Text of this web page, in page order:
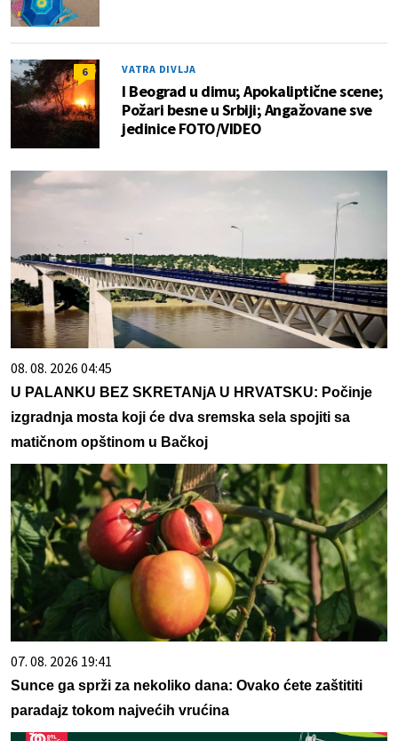
6 VATRA DIVLJA
I Beograd u dimu; Apokaliptične scene;
Požari besne u Srbiji; Angažovane sve
jedinice FOTO/VIDEO
08. 08. 2026 04:45
U PALANKU BEZ SKRETANjA U HRVATSKU: Počinje
izgradnja mosta koji će dva sremska sela spojiti sa
matičnom opštinom u Bačkoj
07. 08. 2026 19:41
Sunce ga sprži za nekoliko dana: Ovako ćete zaštititi
paradajz tokom najvećih vrućina